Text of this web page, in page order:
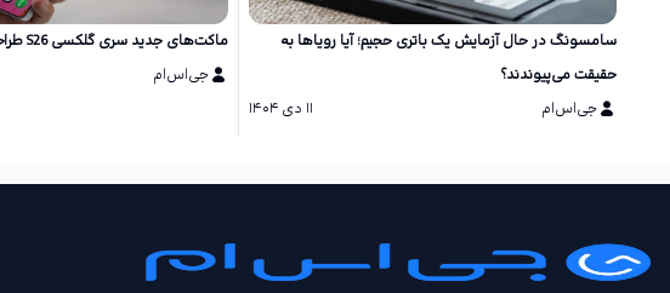
سامسونگ در حال آزمایش یک باتری حجیم؛ آیا رویاها به
حقیقت می‌پیوندند؟
جی‌اس‌ام
۱۱ دی ۱۴۰۴
ماکت‌های جدید سری گلکسی S26 طراحی آن را نشان می‌دهند
جی‌اس‌ام